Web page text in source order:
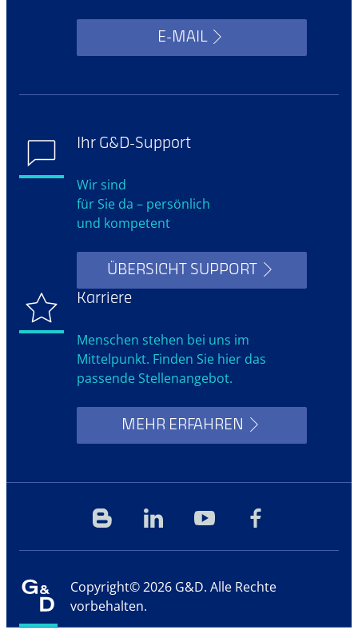
E-MAIL
Ihr G&D-Support
Wir sind
für Sie da – persönlich
und kompetent
ÜBERSICHT SUPPORT
Karriere
Menschen stehen bei uns im
Mittelpunkt. Finden Sie hier das
passende Stellenangebot.
MEHR ERFAHREN
Copyright© 2026 G&D. Alle Rechte
vorbehalten.